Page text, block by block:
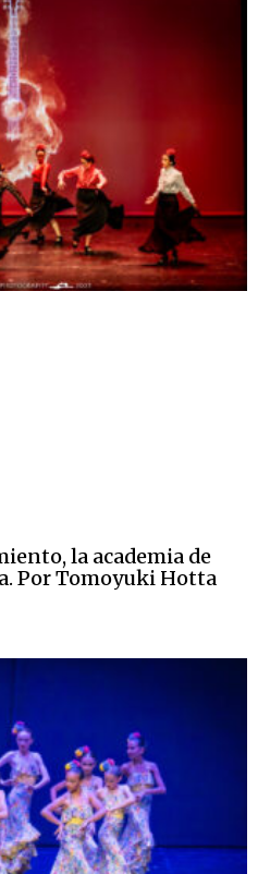
la academia de
Por Tomoyuki Hotta